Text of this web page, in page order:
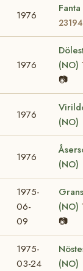
1976
23194
1976
(NO)
📷
1976
(NO)
1976
(NO)
1975-
06-
09
(NO)
📷
1975-
03-24
(NO)